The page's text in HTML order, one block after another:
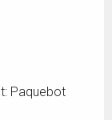
Paquebot